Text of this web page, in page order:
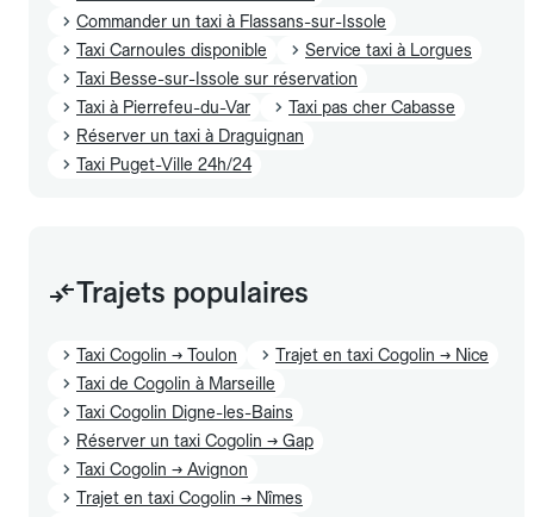
Commander un taxi à Flassans-sur-Issole
Taxi Carnoules disponible
Service taxi à Lorgues
Taxi Besse-sur-Issole sur réservation
Taxi à Pierrefeu-du-Var
Taxi pas cher Cabasse
Réserver un taxi à Draguignan
Taxi Puget-Ville 24h/24
Trajets populaires
Taxi Cogolin → Toulon
Trajet en taxi Cogolin → Nice
Taxi de Cogolin à Marseille
Taxi Cogolin Digne-les-Bains
Réserver un taxi Cogolin → Gap
Taxi Cogolin → Avignon
Trajet en taxi Cogolin → Nîmes